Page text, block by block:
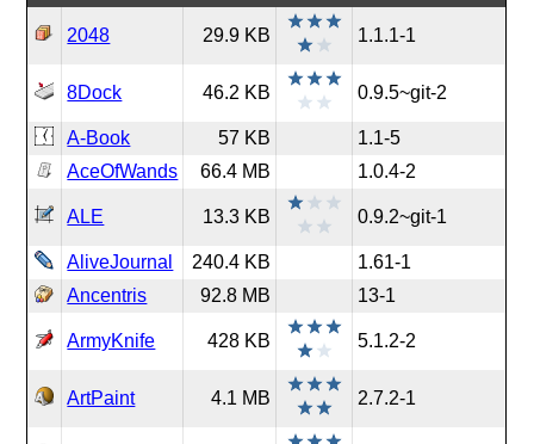
2048 29.9 KB 1.1.1-1
8Dock 46.2 KB 0.9.5~git-2
A-Book 57 KB
1.1-5
AceOfWands
66.4 MB 1.0.4-2
ALE 13.3 KB 0.9.2~git-1
AliveJournal 240.4 KB
1.61-1
Ancentris
92.8 MB 13-1
ArmyKnife 428 KB 5.1.2-2
ArtPaint 4.1 MB 2.7.2-1